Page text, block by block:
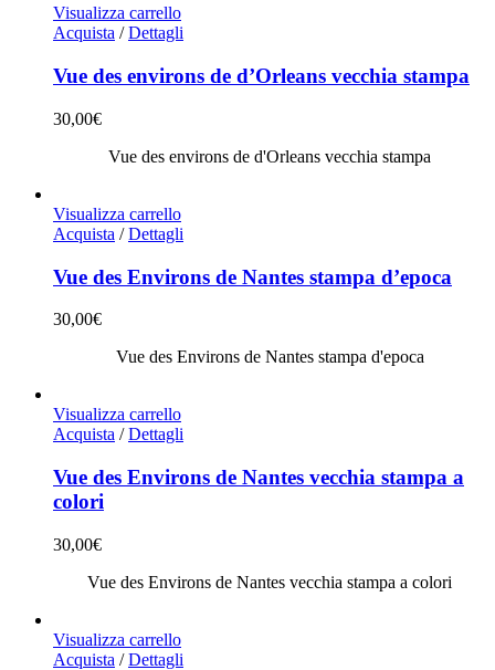
Visualizza carrello
Acquista / Dettagli
Vue des environs de d’Orleans vecchia stampa
30,00€
Vue des environs de d'Orleans vecchia stampa
Visualizza carrello
Acquista / Dettagli
Vue des Environs de Nantes stampa d’epoca
30,00€
Vue des Environs de Nantes stampa d'epoca
Visualizza carrello
Acquista / Dettagli
Vue des Environs de Nantes vecchia stampa a
colori
30,00€
Vue des Environs de Nantes vecchia stampa a colori
Visualizza carrello
Acquista / Dettagli